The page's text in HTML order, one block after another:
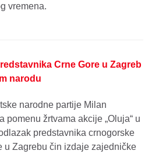
vremena.
Crne Gore u Zagreb
narodu
narodne partije Milan
pomenu žrtvama akcije „Oluja“ u
predstavnika crnogorske
u Zagrebu čin izdaje zajedničke